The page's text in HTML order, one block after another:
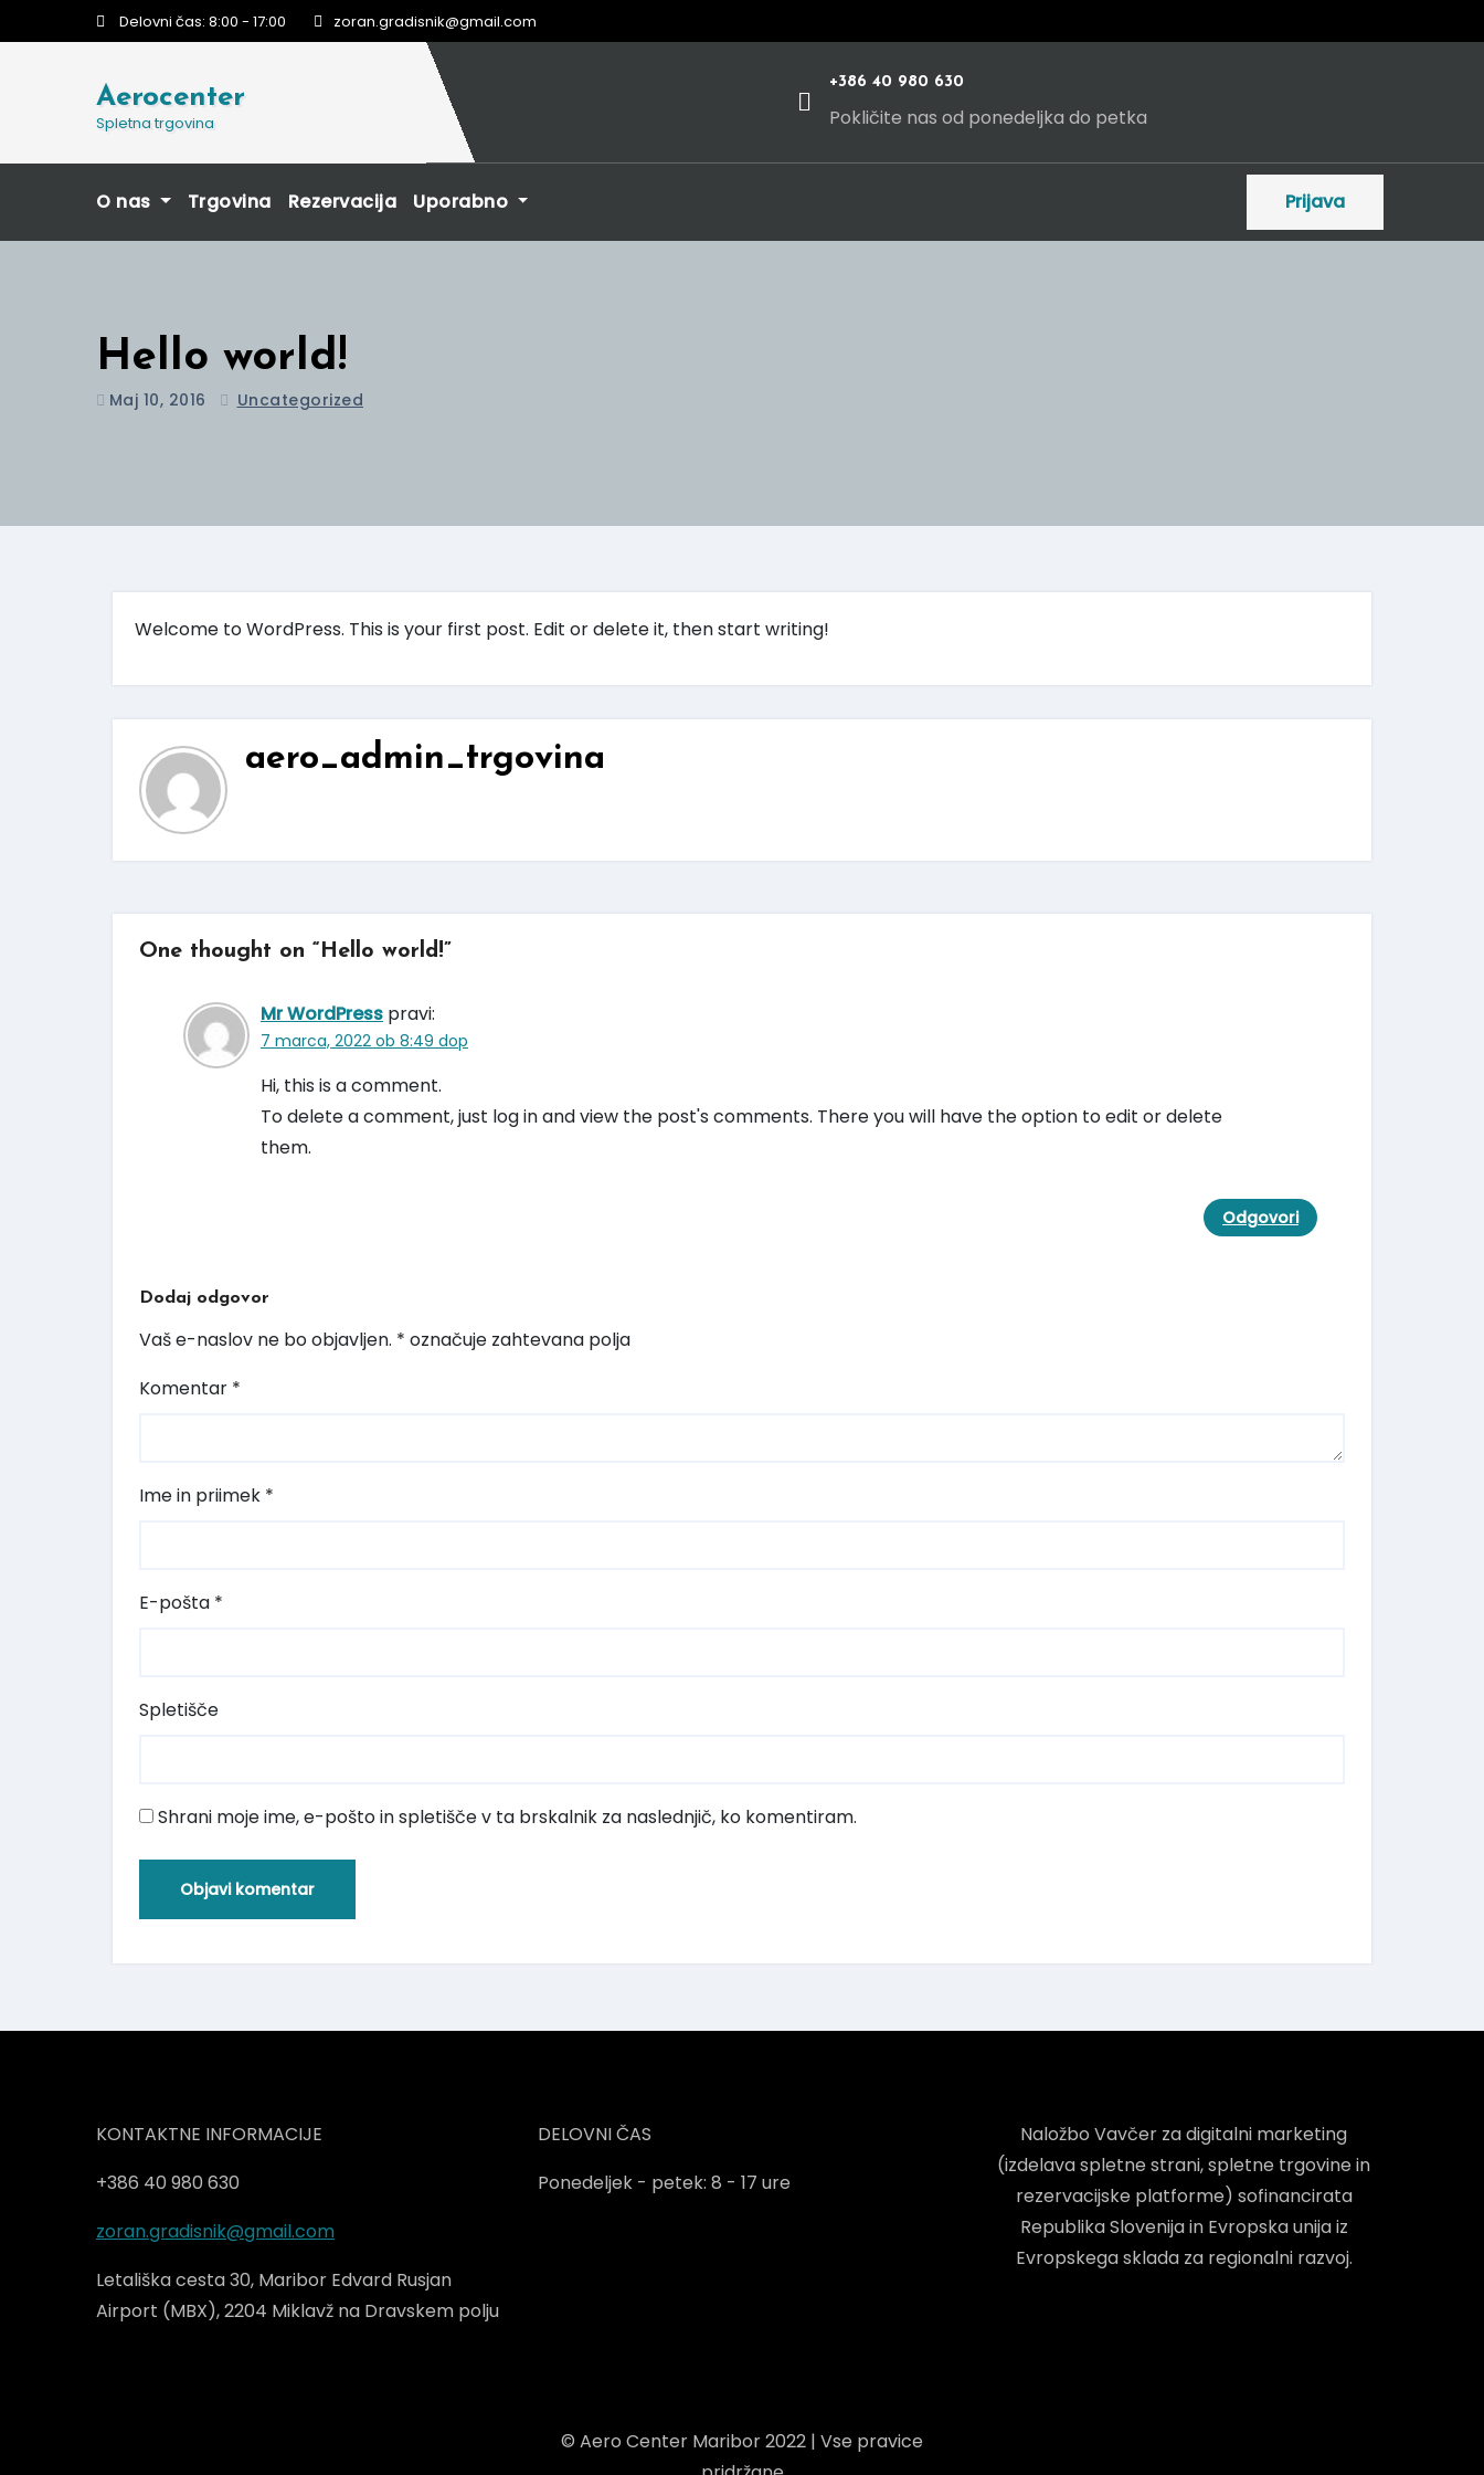
to
Delovni čas: 8:00 - 17:00 zoran.gradisnik@gmail.com
Aerocenter
Spletna trgovina
+386 40 980 630
Pokličite nas od ponedeljka do petka
O nas Trgovina Rezervacija Uporabno Prijava
Hello world!
Maj 10, 2016 Uncategorized
Welcome to WordPress. This is your first post. Edit or delete it, then start writing!
aero_admin_trgovina
One thought on “Hello world!”
Mr WordPress pravi:
7 marca, 2022 ob 8:49 dop
Hi, this is a comment.
To delete a comment, just log in and view the post's comments. There you will have the option to edit or delete
them.
Odgovori
Dodaj odgovor
Vaš e-naslov ne bo objavljen. * označuje zahtevana polja
Komentar *
Ime in priimek *
E-pošta *
Spletišče
Shrani moje ime, e-pošto in spletišče v ta brskalnik za naslednjič, ko komentiram.
KONTAKTNE INFORMACIJE
+386 40 980 630
zoran.gradisnik@gmail.com
Letališka cesta 30, Maribor Edvard Rusjan
Airport (MBX), 2204 Miklavž na Dravskem polju
DELOVNI ČAS
Ponedeljek - petek: 8 - 17 ure
© Aero Center Maribor 2022 | Vse pravice
Naložbo Vavčer za digitalni marketing
(izdelava spletne strani, spletne trgovine in
rezervacijske platforme) sofinancirata
Republika Slovenija in Evropska unija iz
Evropskega sklada za regionalni razvoj.